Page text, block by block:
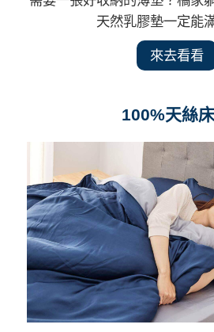
天然乳膠墊一定能
來去看看
100%天絲